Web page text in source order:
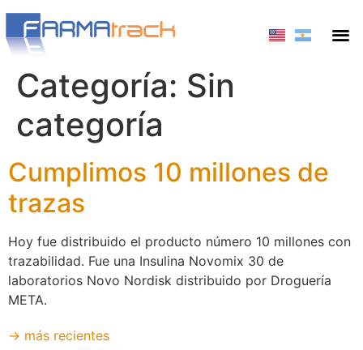
Categoría: Sin
categoría
Cumplimos 10 millones de
trazas
Hoy fue distribuido el producto número 10 millones con
trazabilidad. Fue una Insulina Novomix 30 de
laboratorios Novo Nordisk distribuido por Droguería
META.
→ más recientes